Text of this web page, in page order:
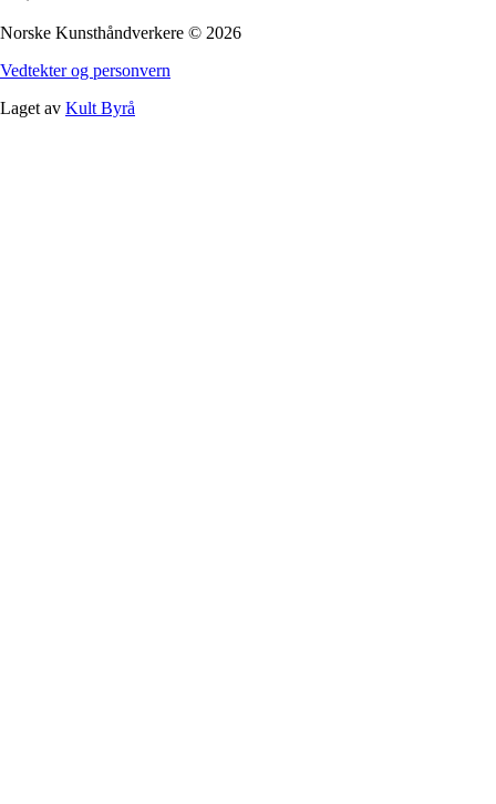
Norske Kunsthåndverkere © 2026
Vedtekter og personvern
Laget av Kult Byrå